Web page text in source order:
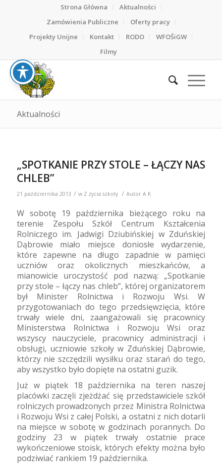
Strona Główna
Aktualności
Zamówienia Publiczne
Oferty pracy
Projekty Unijne
Kontakt RODO
WFOŚiGW
Filmy
Aktualności
„SPOTKANIE PRZY STOLE – ŁĄCZY NAS
CHLEB”
21 października 2013 / w Z życia szkoły / Autor A K
W sobotę 19 października bieżącego roku na
terenie Zespołu Szkół Centrum Kształcenia
Rolniczego im. Jadwigi Dziubińskiej w Zduńskiej
Dąbrowie miało miejsce doniosłe wydarzenie,
które zapewne na długo zapadnie w pamięci
uczniów oraz okolicznych mieszkańców, a
mianowicie uroczystość pod nazwą: „Spotkanie
przy stole – łączy nas chleb”, której organizatorem
był Minister Rolnictwa i Rozwoju Wsi. W
przygotowaniach do tego przedsięwzięcia, które
trwały wiele dni, zaangażowali się pracownicy
Ministerstwa Rolnictwa i Rozwoju Wsi oraz
wszyscy nauczyciele, pracownicy administracji i
obsługi, uczniowie szkoły w Zduńskiej Dąbrowie,
którzy nie szczędzili wysiłku oraz starań do tego,
aby wszystko było dopięte na ostatni guzik.
Już w piątek 18 października na teren naszej
placówki zaczęli zjeżdżać się przedstawiciele szkół
rolniczych prowadzonych przez Ministra Rolnictwa
i Rozwoju Wsi z całej Polski, a ostatni z nich dotarli
na miejsce w sobotę w godzinach porannych. Do
godziny 23 w piątek trwały ostatnie prace
wykończeniowe stoisk, których efekty można było
podziwiać rankiem 19 października.